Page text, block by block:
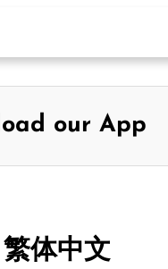
our App
体中文